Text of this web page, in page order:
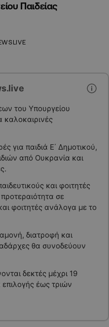
Παιδείας
του Υπουργείου
καλοκαιρινές
για παιδιά Ε΄ Δημοτικού,
από Ουκρανία και
και φοιτητές
σε
φοιτητές ανάλογα με το
διατροφή και
θα συνοδεύουν
δεκτές μέχρι 19
έως τριών